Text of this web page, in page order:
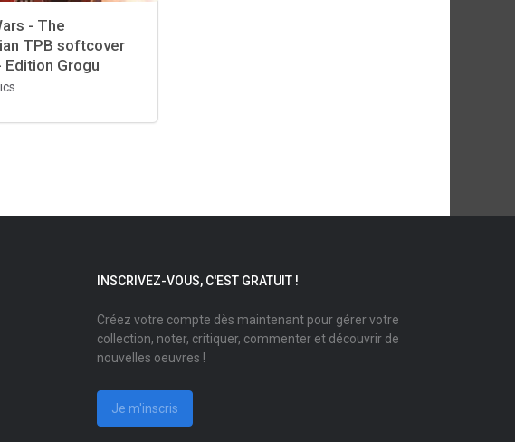
- The
TPB softcover
Edition Grogu
INSCRIVEZ-VOUS, C'EST GRATUIT !
Créez votre compte dès maintenant pour gérer votre
collection, noter, critiquer, commenter et découvrir de
nouvelles oeuvres !
Je m'inscris